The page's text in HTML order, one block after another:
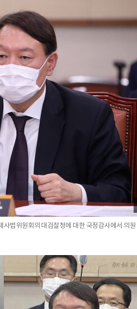
법위원회의 대검찰청에 대한 국정감사에서 의원